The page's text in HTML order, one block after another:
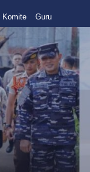
Komite Guru